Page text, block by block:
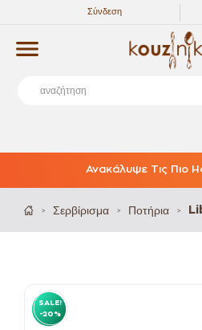
Σύνδεση
Ανακάλυψε Τις Πιο
> Σερβίρισμα > Ποτήρια >
SALE!
-20%